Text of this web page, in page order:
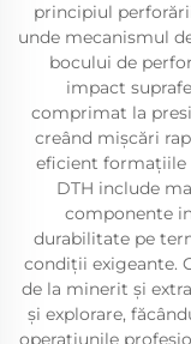
principiul
unde mecanismul
bocului de
impact
comprimat la
creând mișcări
eficient formațiile
DTH include
componente
durabilitate pe
condiții exigeante.
de la minerit și
și explorare,
operațiunile